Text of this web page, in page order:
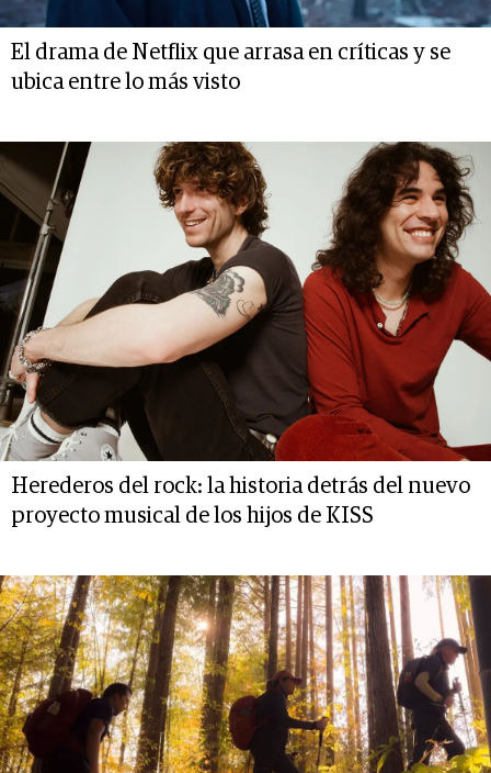
El drama de Netflix que arrasa en críticas y se
ubica entre lo más visto
Herederos del rock: la historia detrás del nuevo
proyecto musical de los hijos de KISS